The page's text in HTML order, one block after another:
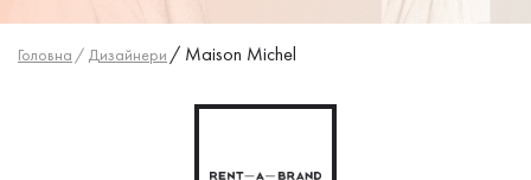
Головна / Дизайнери / Maison Michel